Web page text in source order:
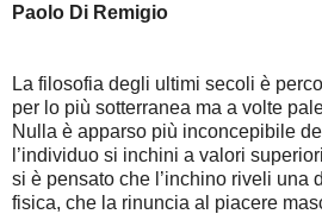
Paolo Di Remigio
La filosofia degli ultimi secoli è
per lo più sotterranea ma a volte
Nulla è apparso più inconcepibile
l’individuo si inchini a valori
si è pensato che l’inchino riveli una
fisica, che la rinuncia al piacere